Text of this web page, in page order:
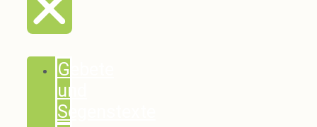
Gebete
und
Segenstexte